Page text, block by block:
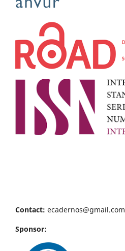
Contact: ecadernos@gmail.com
Sponsor: